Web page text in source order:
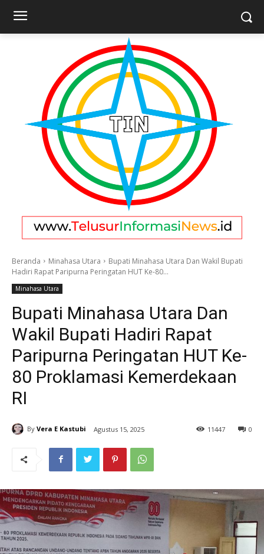
Beranda Minahasa Utara
Bupati Minahasa Utara Dan Wakil Bupati
Hadiri Rapat Paripurna Peringatan HUT Ke-80...
Minahasa Utara
Bupati Minahasa Utara Dan
Wakil Bupati Hadiri Rapat
Paripurna Peringatan HUT Ke-
80 Proklamasi Kemerdekaan
RI
By Vera E Kastubi Agustus 15, 2025 0
11447